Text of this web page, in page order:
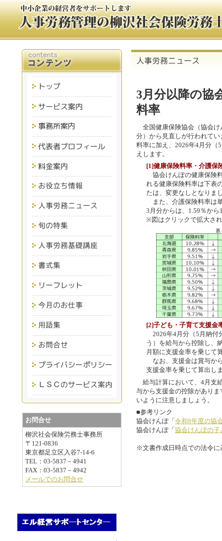
3月分以降の協
料率
全国健康保険協会（協会け
分）から見直しが行われて
料率に加え、2026年4月分（
えします。
[1]健康保険料率・介護保
協会けんぽの健康保険
れる健康保険料率は下表
たは、変更なしとなりま
また、介護保険料率は
3月分からは、1.59％か
※図はクリックで拡大さ
[2]子ども・子育て支援金
2026年4月分（5月納付
う）を給与から控除し、
月額に支援金率を乗じて
なお、支援金は賞与か
支援金率を乗じて算出し
給与計算において、4月支
与から支援金の控除があり
いように注意しましょう。
■参考リンク
協会けんぽ「 令和8年度の協
協会けんぽ「 協会けんぽの
※文書作成日時点での法令
お問合せ
柳沢社会保険労務士事務所
〒121-0836
東京都足立区入谷7-14-6
TEL：03-5837－4941
FAX：03-5837－4942
メールでのお問合せ